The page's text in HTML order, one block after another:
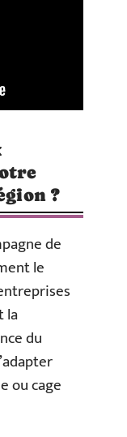
?
de
le
la
du
ou cage